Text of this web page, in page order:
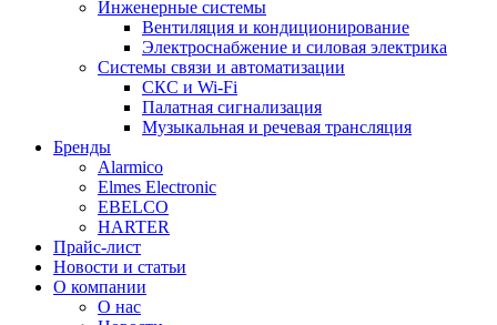
Инженерные системы
Вентиляция и кондиционирование
Электроснабжение и силовая электрика
Системы связи и автоматизации
СКС и Wi-Fi
Палатная сигнализация
Музыкальная и речевая трансляция
Бренды
Alarmico
Elmes Electronic
EBELCO
HARTER
Прайс-лист
Новости и статьи
О компании
О нас